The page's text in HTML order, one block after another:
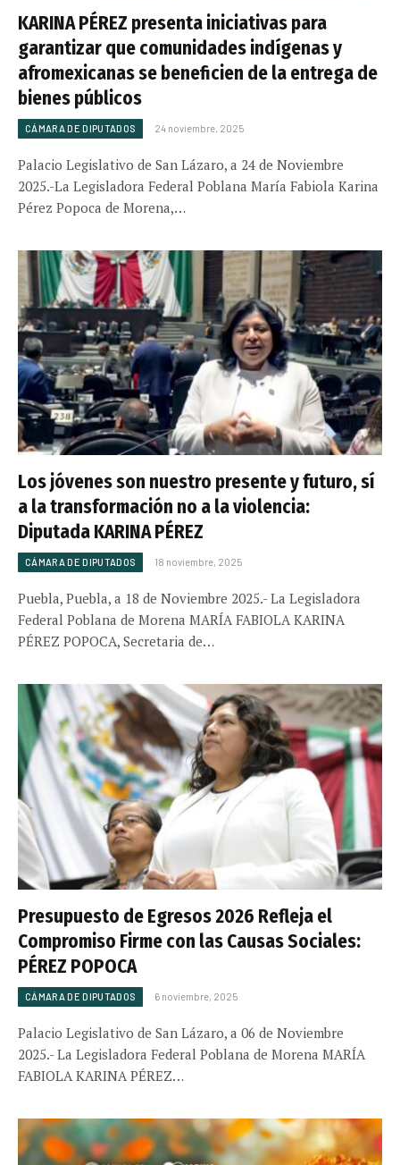
KARINA PÉREZ presenta iniciativas para
garantizar que comunidades indígenas y
afromexicanas se beneficien de la entrega de
bienes públicos
CÁMARA DE DIPUTADOS 24 noviembre, 2025
Palacio Legislativo de San Lázaro, a 24 de Noviembre
2025.-La Legisladora Federal Poblana María Fabiola Karina
Pérez Popoca de Morena,…
Los jóvenes son nuestro presente y futuro, sí
a la transformación no a la violencia:
Diputada KARINA PÉREZ
CÁMARA DE DIPUTADOS 18 noviembre, 2025
Puebla, Puebla, a 18 de Noviembre 2025.- La Legisladora
Federal Poblana de Morena MARÍA FABIOLA KARINA
PÉREZ POPOCA, Secretaria de…
Presupuesto de Egresos 2026 Refleja el
Compromiso Firme con las Causas Sociales:
PÉREZ POPOCA
CÁMARA DE DIPUTADOS 6 noviembre, 2025
Palacio Legislativo de San Lázaro, a 06 de Noviembre
2025.- La Legisladora Federal Poblana de Morena MARÍA
FABIOLA KARINA PÉREZ…